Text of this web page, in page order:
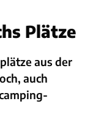
Plätze
aus der
auch